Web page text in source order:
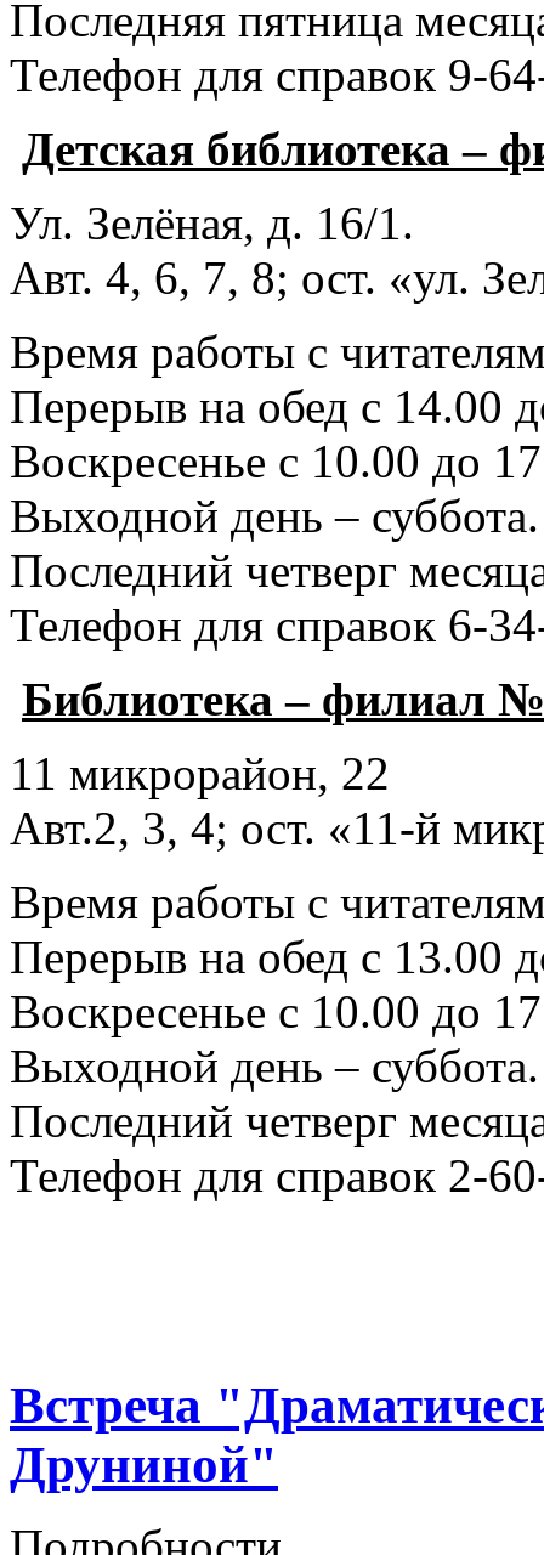
Последняя пятница
Телефон для справок 9-
Детская библиотека –
Ул. Зелёная, д. 16/1.
Авт. 4, 6, 7, 8; ост. «ул.
Время работы с
Перерыв на обед с 14.00
Воскресенье с 10.00 до
Выходной день – суббота.
Последний четверг
Телефон для справок 6-
Библиотека – филиал
11 микрорайон, 22
Авт.2, 3, 4; ост. «11-й
Время работы с
Перерыв на обед с 13.00
Воскресенье с 10.00 до
Выходной день – суббота.
Последний четверг
Телефон для справок 2-
Встреча
Друниной"